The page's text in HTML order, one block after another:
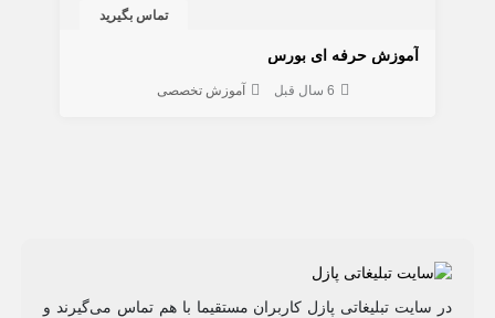
تماس بگیرید
آموزش حرفه ای بورس
6 سال قبل آموزش تخصصی
در سایت تبلیغاتی پازل کاربران مستقیما با هم تماس می‌گیرند و